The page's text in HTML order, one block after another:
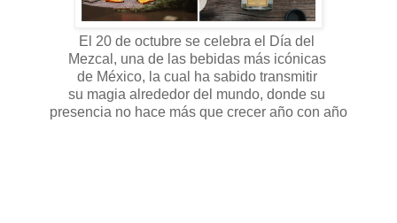
El 20 de octubre se celebra el Día del
Mezcal, una de las bebidas más icónicas
de México, la cual ha sabido transmitir
su magia alrededor del mundo, donde su
presencia no hace más que crecer año con año